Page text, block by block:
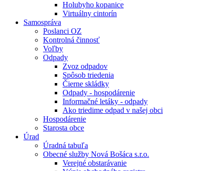
Holubyho kopanice
Virtuálny cintorín
Samospráva
Poslanci OZ
Kontrolná činnosť
Voľby
Odpady
Zvoz odpadov
Spôsob triedenia
Čierne skládky
Odpady - hospodárenie
Informačné letáky - odpady
Ako triedime odpad v našej obci
Hospodárenie
Starosta obce
Úrad
Úradná tabuľa
Obecné služby Nová Bošáca s.r.o.
Verejné obstarávanie